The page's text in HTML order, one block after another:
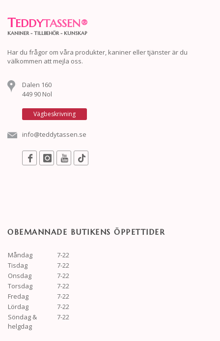
TEDDYTASSEN®
KANINER - TILLBEHÖR - KUNSKAP
Har du frågor om våra produkter, kaniner eller tjänster är du
välkommen att mejla oss.
Dalen 160
449 90 Nol
Vägbeskrivning
info@teddytassen.se
OBEMANNADE BUTIKENS ÖPPETTIDER
Måndag
7-22
Tisdag
7-22
Onsdag
7-22
Torsdag
7-22
Fredag
7-22
Lördag
7-22
Söndag &
helgdag
7-22